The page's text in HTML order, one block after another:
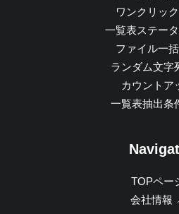
ワンクリッ
一覧表ステー
ファイル一
ランダム文字
カウントア
一覧表抽出条
TOPペー
会社情報